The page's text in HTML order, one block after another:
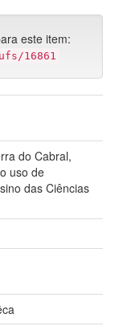
este item:
16861
do Cabral,
uso de
das Ciências